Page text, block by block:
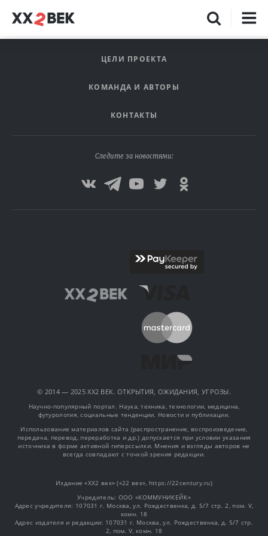
ЦЕЛИ ПРОЕКТА
КОМАНДА И АВТОРЫ
КОНТАКТЫ
Следите за новостями:
© 2014 — 2025 XX2 ВЕК. ОТКРЫТИЯ, ОЖИДАНИЯ, УГРОЗЫ.
Научно-популярный портал. Наука, техника, технологии, медицина,
футурология, социальные тенденции. Новости и публикации.
Использование материалов сайта (распространение, воспроизведение,
передача, перевод, переработка и др.) допускается при условии указания
источника в форме активной гиперссылки. Мнения и взгляды авторов не
всегда совпадают с точкой зрения редакции.
Издание «XX2 век» («22 век», https://22century.ru)
Учредитель: OOO «КОММУНИКЕЙК»
Адрес учредителя: 107031 г. Москва, ул. Рождественка, д. 5/7 стр. 2, пом. V,
комн. 18
Адрес издателя и редакции: 107031 г. Москва, ул. Рождественка, д. 5/7 стр.
2, пом. V, комн. 18